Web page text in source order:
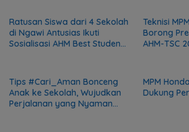
Ratusan Siswa dari 4 Sekolah
di Ngawi Antusias Ikuti
Sosialisasi AHM Best Student
Teknisi
Borong
AHM-TSC
Tips #Cari_Aman Bonceng
Anak ke Sekolah, Wujudkan
Perjalanan yang Nyaman
MPM
Dukung